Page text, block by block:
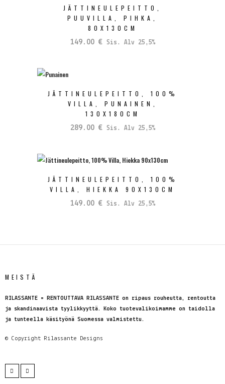
JÄTTINEULEPEITTO,
PUUVILLA, PIHKA,
80X130CM
149.00 € Sis. Alv 25,5%
JÄTTINEULEPEITTO, 100%
VILLA, PUNAINEN,
130X180CM
289.00 € Sis. Alv 25,5%
JÄTTINEULEPEITTO, 100%
VILLA, HIEKKA 90X130CM
149.00 € Sis. Alv 25,5%
MEISTÄ
RILASSANTE = RENTOUTTAVA RILASSANTE on ripaus rouheutta, rentoutta
ja skandinaavista tyylikkyyttä. Koko tuotevalikoimamme on taidolla
ja tunteella käsityönä Suomessa valmistettu.
© Copyright Rilassante Designs